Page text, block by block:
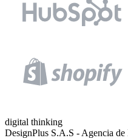
digital thinking
DesignPlus S.A.S - Agencia